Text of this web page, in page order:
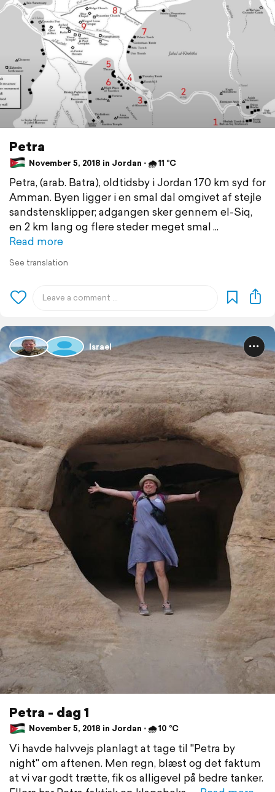
Petra
November 5, 2018 in Jordan ⋅ 🌧 11 °C
Petra, (arab. Batra), oldtidsby i Jordan 170 km syd for
Amman. Byen ligger i en smal dal omgivet af stejle
sandstensklipper; adgangen sker gennem el-Siq,
en 2 km lang og flere steder meget smal
Read more
See translation
Israel
Petra - dag 1
November 5, 2018 in Jordan ⋅ 🌧 10 °C
Vi havde halvvejs planlagt at tage til "Petra by
night" om aftenen. Men regn, blæst og det faktum
at vi var godt trætte, fik os alligevel på bedre tanker.